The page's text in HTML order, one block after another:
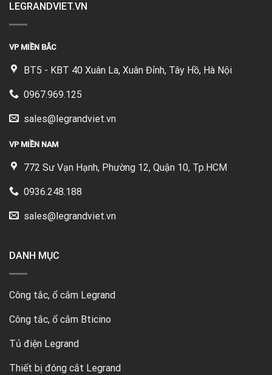
LEGRANDVIET.VN
VP MIỀN BẮC
BT5 - KBT 40 Xuân La, Xuân Đỉnh, Tây Hồ, Hà Nội
0967.969.125
sales@legrandviet.vn
VP MIỀN NAM
772 Sư Vạn Hạnh, Phường 12, Quận 10, Tp.HCM
0936.248.188
sales@legrandviet.vn
DANH MỤC
Công tắc, ổ cắm Legrand
Công tắc, ổ cắm Bticino
Tủ điện Legrand
Thiết bị đóng cắt Legrand